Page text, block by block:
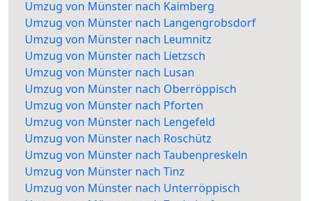
Umzug von Münster nach Kaimberg
Umzug von Münster nach Langengrobsdorf
Umzug von Münster nach Leumnitz
Umzug von Münster nach Lietzsch
Umzug von Münster nach Lusan
Umzug von Münster nach Oberröppisch
Umzug von Münster nach Pforten
Umzug von Münster nach Lengefeld
Umzug von Münster nach Roschütz
Umzug von Münster nach Taubenpreskeln
Umzug von Münster nach Tinz
Umzug von Münster nach Unterröppisch